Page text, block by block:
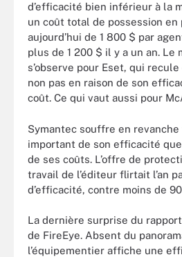
d’efficacité bien inférieur à la
un coût total de possession en
aujourd’hui de 1 800 $ par
plus de 1 200 $ il y a un an. Le
s’observe pour Eset, qui
non pas en raison de son
coût. Ce qui vaut aussi pour
Symantec souffre en revanche
important de son efficacité
de ses coûts. L’offre de
travail de l’éditeur flirtait l’an
d’efficacité, contre moins de
La dernière surprise du
de FireEye. Absent du
l’équipementier affiche une